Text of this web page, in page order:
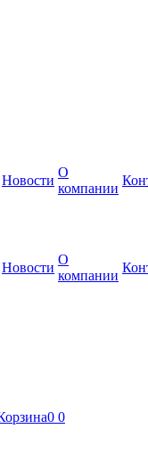
Новости
О
компании
Новости
О
компании
0 0